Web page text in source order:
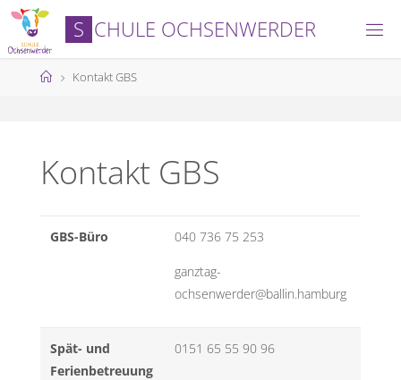
Skip
content
S CHUL E OCHSENWERDER
HomeKontakt GBS
Kontakt GBS
GBS-Büro 040 736 75 253
ganztag-
ochsenwerder@ballin.hamburg
Spät- und
Ferienbetreuung
0151 65 55 90 96